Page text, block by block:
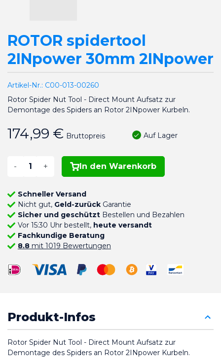
ROTOR spidertool
2INpower 30mm 2INpower
Artikel-Nr.: C00-013-00260
Rotor Spider Nut Tool - Direct Mount Aufsatz zur
Demontage des Spiders an Rotor 2INpower Kurbeln.
174,99 € Bruttopreis Auf Lager
- + In den Warenkorb
Schneller Versand
Nicht gut, Geld-zurückGarantie
Sicher und geschütztBestellen und Bezahlen
Vor 15:30 Uhr bestellt, heute versandt
Fachkundige Beratung
8.8mit 1019 Bewertungen
Produkt-Infos
Rotor Spider Nut Tool - Direct Mount Aufsatz zur
Demontage des Spiders an Rotor 2INpower Kurbeln.